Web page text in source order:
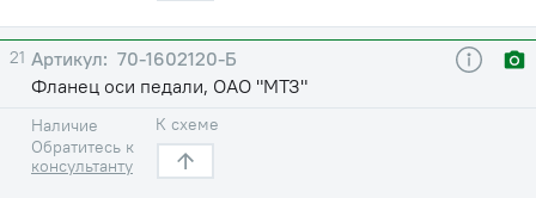
21
70-1602120-Б
Фланец оси педали, ОАО "МТЗ"
Наличие
Обратитесь к
консультанту
К схеме